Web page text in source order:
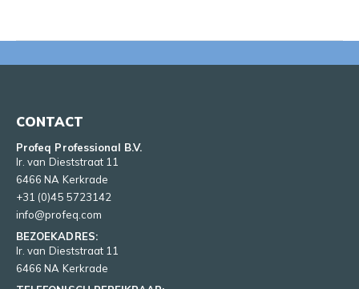
CONTACT
Profeq Professional B.V.
Ir. van Dieststraat 11
6466 NA Kerkrade
+31 (0)45 5723142
info@profeq.com
BEZOEKADRES:
Ir. van Dieststraat 11
6466 NA Kerkrade